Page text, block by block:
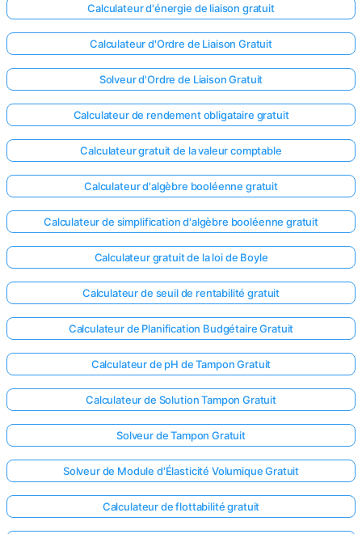
Calculateur d'énergie de liaison gratuit
Calculateur d'Ordre de Liaison Gratuit
Solveur d'Ordre de Liaison Gratuit
Calculateur de rendement obligataire gratuit
Calculateur gratuit de la valeur comptable
Calculateur d'algèbre booléenne gratuit
Calculateur de simplification d'algèbre booléenne gratuit
Calculateur gratuit de la loi de Boyle
Calculateur de seuil de rentabilité gratuit
Calculateur de Planification Budgétaire Gratuit
Calculateur de pH de Tampon Gratuit
Calculateur de Solution Tampon Gratuit
Solveur de Tampon Gratuit
Solveur de Module d'Élasticité Volumique Gratuit
Calculateur de flottabilité gratuit